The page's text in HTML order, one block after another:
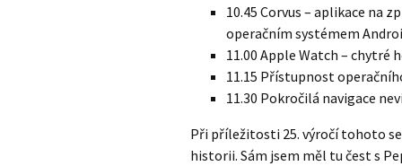
10.45 Corvus – aplikace na
operačním systémem
11.00 Apple Watch – chytré
11.15 Přístupnost
11.30 Pokročilá navigace
Při příležitosti 25. výročí tohoto
historii. Sám jsem měl tu čest s